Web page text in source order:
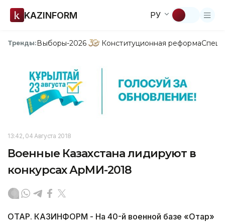
KAZINFORM РУ
Тренды:Выборы-2026 Конституционная реформа
13:42, 04 Августа 2018
Военные Казахстана лидируют в
конкурсах АрМИ-2018
ОТАР. КАЗИНФОРМ - На 40-й военной базе «Отар»